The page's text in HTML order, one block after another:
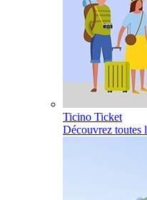
Ticino Ticket
Découvrez toutes